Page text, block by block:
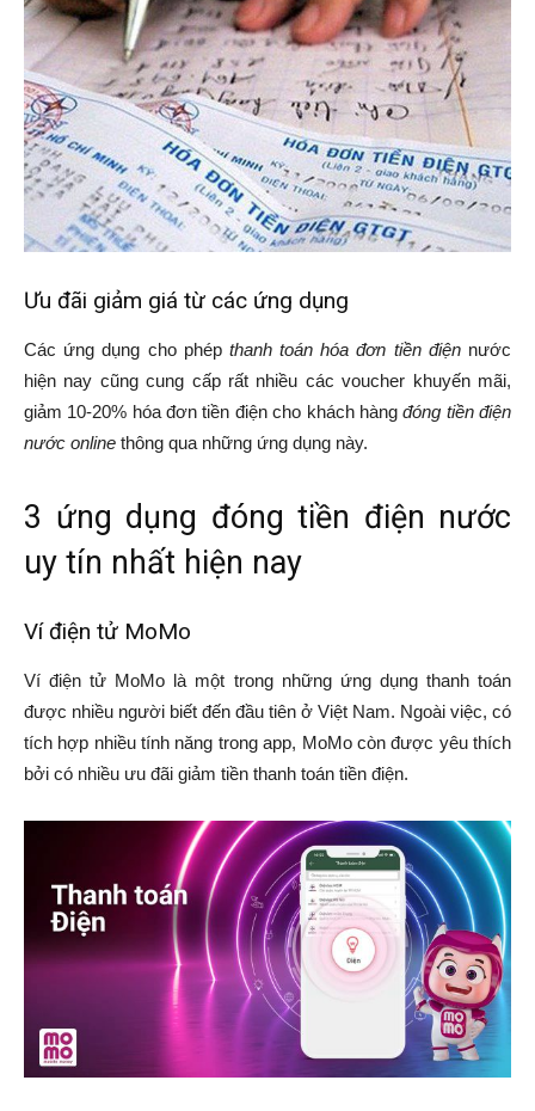
Ưu đãi giảm giá từ các ứng dụng
Các ứng dụng cho phép thanh toán hóa đơn tiền điệnnước
hiện nay cũng cung cấp rất nhiều các voucher khuyến mãi,
giảm 10-20% hóa đơn tiền điện cho khách hàngđóng tiền điện
nước online thông qua những ứng dụng này.
3 ứng dụng đóng tiền điện nước
uy tín nhất hiện nay
Ví điện tử MoMo
Ví điện tử MoMo là một trong những ứng dụng thanh toán
được nhiều người biết đến đầu tiên ở Việt Nam. Ngoài việc, có
tích hợp nhiều tính năng trong app, MoMo còn được yêu thích
bởi có nhiều ưu đãi giảm tiền thanh toán tiền điện.